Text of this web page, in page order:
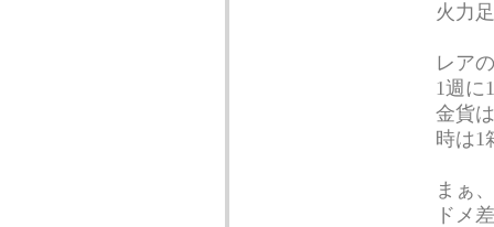
火力
レア
1週に
金貨
時は1
まぁ
ドメ